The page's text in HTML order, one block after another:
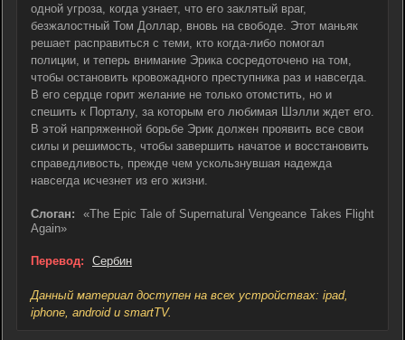
одной угроза, когда узнает, что его заклятый враг,
безжалостный Том Доллар, вновь на свободе. Этот маньяк
решает расправиться с теми, кто когда-либо помогал
полиции, и теперь внимание Эрика сосредоточено на том,
чтобы остановить кровожадного преступника раз и навсегда.
В его сердце горит желание не только отомстить, но и
спешить к Порталу, за которым его любимая Шэлли ждет его.
В этой напряженной борьбе Эрик должен проявить все свои
силы и решимость, чтобы завершить начатое и восстановить
справедливость, прежде чем ускользнувшая надежда
навсегда исчезнет из его жизни.
Слоган:
«The Epic Tale of Supernatural Vengeance Takes Flight
Again»
Перевод: Сербин
Данный материал доступен на всех устройствах: ipad,
iphone, android и smartTV.